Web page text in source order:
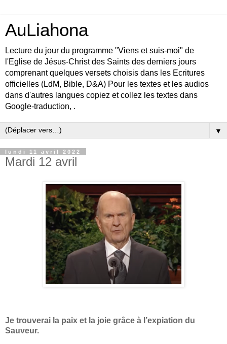
AuLiahona
Lecture du jour du programme "Viens et suis-moi" de
l'Eglise de Jésus-Christ des Saints des derniers jours
comprenant quelques versets choisis dans les Ecritures
officielles (LdM, Bible, D&A) Pour les textes et les audios
dans d'autres langues copiez et collez les textes dans
Google-traduction, .
▼
lundi 11 avril 2022
Mardi 12 avril
Je trouverai la paix et la joie grâce à l’expiation du
Sauveur.